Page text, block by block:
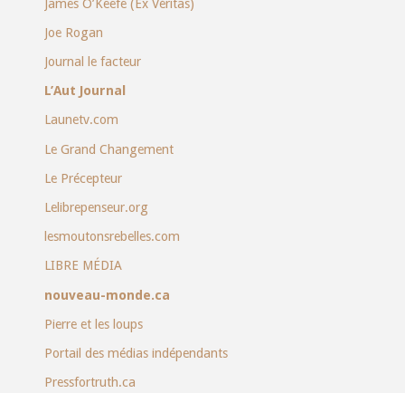
James O’Keefe (Ex Véritas)
Joe Rogan
Journal le facteur
L’Aut Journal
Launetv.com
Le Grand Changement
Le Précepteur
Lelibrepenseur.org
lesmoutonsrebelles.com
LIBRE MÉDIA
nouveau-monde.ca
Pierre et les loups
Portail des médias indépendants
Pressfortruth.ca